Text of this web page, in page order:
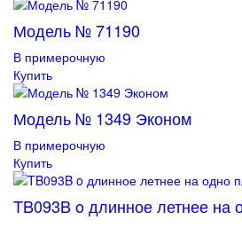
Модель № 71190
В примерочную
Купить
Модель № 1349 Эконом
В примерочную
Купить
TB093B o длинное летнее на